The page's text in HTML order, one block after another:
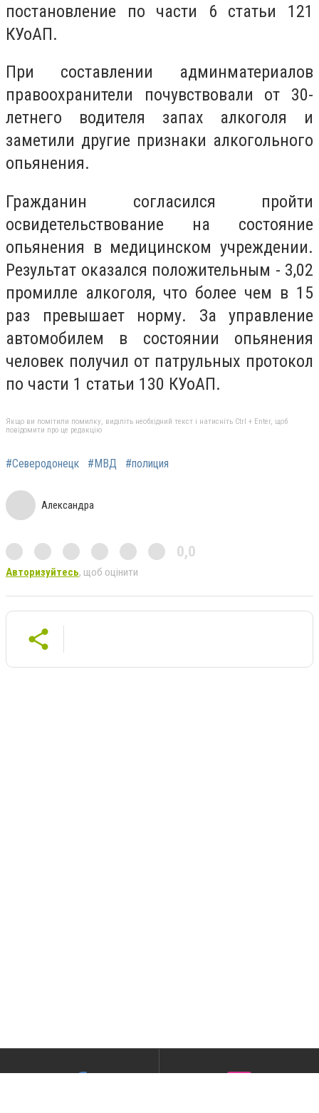
постановление по части 6 статьи 121
КУоАП.
При составлении админматериалов
правоохранители почувствовали от 30-
летнего водителя запах алкоголя и
заметили другие признаки алкогольного
опьянения.
Гражданин согласился пройти
освидетельствование на состояние
опьянения в медицинском учреждении.
Результат оказался положительным - 3,02
промилле алкоголя, что более чем в 15
раз превышает норму. За управление
автомобилем в состоянии опьянения
человек получил от патрульных протокол
по части 1 статьи 130 КУоАП.
Якщо ви помітили помилку, виділіть необхідний текст і натисніть Ctrl + Enter, щоб
повідомити про це редакцію
#Северодонецк #МВД #полиция
Александра
0,0
Авторизуйтесь, щоб оцінити